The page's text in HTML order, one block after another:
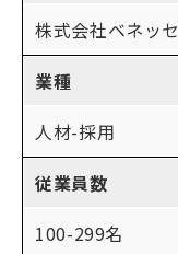
株式会社ベネッ
業種
人材-採用
従業員数
100-299名